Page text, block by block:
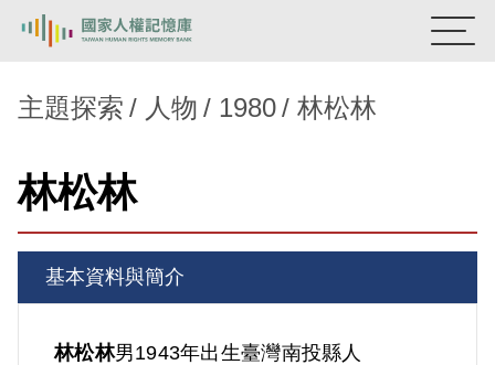
新生訓導處
主題探索
背景知識
關於我們
主題探索 人物 1980 林松林
林松林
基本資料與簡介
林松林男1943年出生臺灣南投縣人